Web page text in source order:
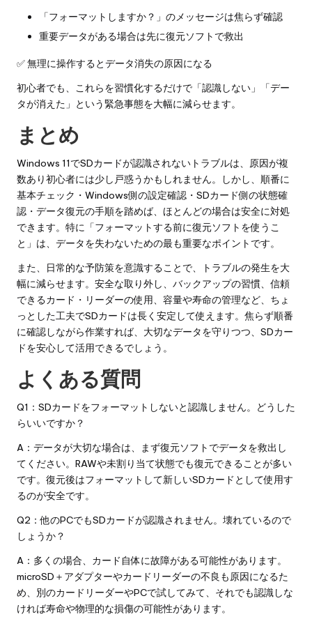
「フォーマットしますか？」のメッセージは焦らず確認
重要データがある場合は先に復元ソフトで救出
✅ 無理に操作するとデータ消失の原因になる
初心者でも、これらを習慣化するだけで「認識しない」「デー
タが消えた」という緊急事態を大幅に減らせます。
まとめ
Windows 11でSDカードが認識されないトラブルは、原因が複
数あり初心者には少し戸惑うかもしれません。しかし、順番に
基本チェック・Windows側の設定確認・SDカード側の状態確
認・データ復元の手順を踏めば、ほとんどの場合は安全に対処
できます。特に「フォーマットする前に復元ソフトを使うこ
と」は、データを失わないための最も重要なポイントです。
また、日常的な予防策を意識することで、トラブルの発生を大
幅に減らせます。安全な取り外し、バックアップの習慣、信頼
できるカード・リーダーの使用、容量や寿命の管理など、ちょ
っとした工夫でSDカードは長く安定して使えます。焦らず順番
に確認しながら作業すれば、大切なデータを守りつつ、SDカー
ドを安心して活用できるでしょう。
よくある質問
Q1：SDカードをフォーマットしないと認識しません。どうした
らいいですか？
A：データが大切な場合は、まず復元ソフトでデータを救出し
てください。RAWや未割り当て状態でも復元できることが多い
です。復元後はフォーマットして新しいSDカードとして使用す
るのが安全です。
Q2：他のPCでもSDカードが認識されません。壊れているので
しょうか？
A：多くの場合、カード自体に故障がある可能性があります。
microSD＋アダプターやカードリーダーの不良も原因になるた
め、別のカードリーダーやPCで試してみて、それでも認識しな
ければ寿命や物理的な損傷の可能性があります。